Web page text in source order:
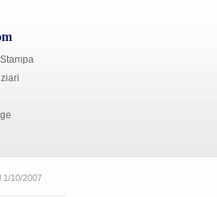
1/10/2007